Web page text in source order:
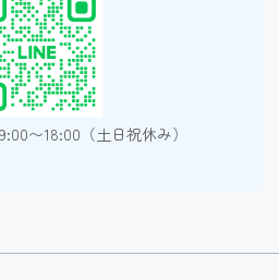
〜18:00（土日祝休み）